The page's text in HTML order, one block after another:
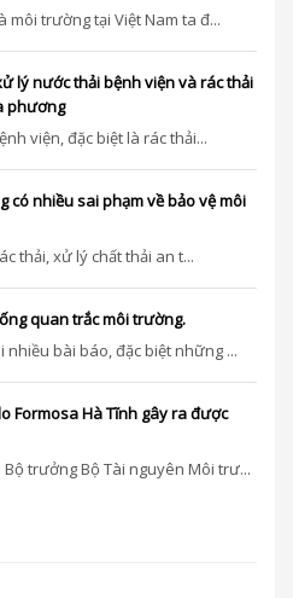
môi trường tại Việt Nam ta đ...
lý nước thải bệnh viện và rác thải
phương
viện, đặc biệt là rác thải...
có nhiều sai phạm về bảo vệ môi
thải, xử lý chất thải an t...
quan trắc môi trường.
bài báo, đặc biệt những ...
Formosa Hà Tĩnh gây ra được
trưởng Bộ Tài nguyên Môi trư...